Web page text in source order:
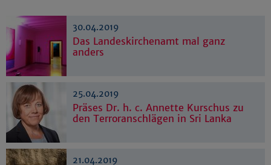
30.04.2019
Das Landeskirchenamt mal ganz
anders
25.04.2019
Präses Dr. h. c. Annette Kurschus zu
den Terroranschlägen in Sri Lanka
21.04.2019